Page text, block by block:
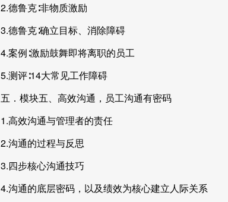
2.德鲁克∶非物质激励
3.德鲁克∶确立目标、消除障碍
4.案例∶激励鼓舞即将离职的员工
5.测评∶14大常见工作障碍
五．模块五、高效沟通，员工沟通有密码
1.高效沟通与管理者的责任
2.沟通的过程与反思
3.四步核心沟通技巧
4.沟通的底层密码，以及绩效为核心建立人际关系